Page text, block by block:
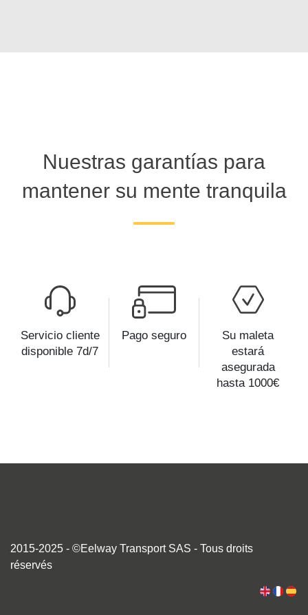
Nuestras garantías para
mantener su mente tranquila
Servicio cliente
disponible 7d/7
Pago seguro
Su maleta
estará
asegurada
hasta 1000€
2015-2025 - ©Eelway Transport SAS - Tous droits
réservés